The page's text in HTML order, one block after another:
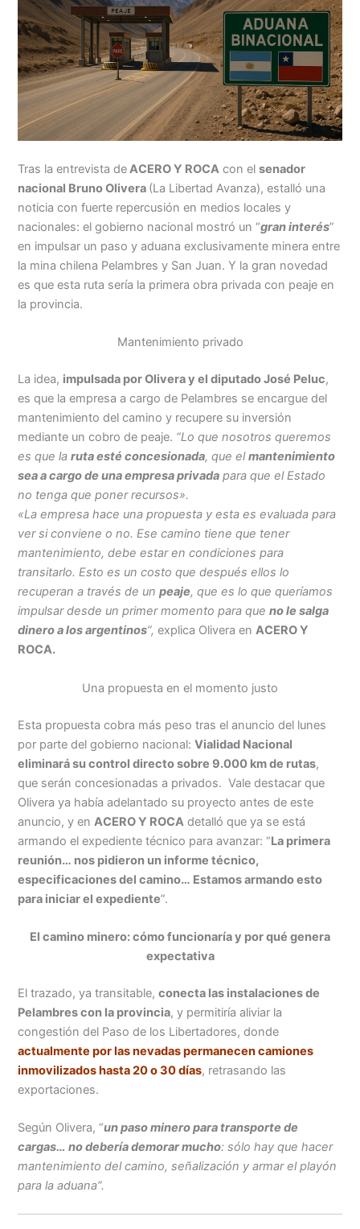
Tras la entrevista deACERO Y ROCA con elsenador
nacional Bruno Olivera (La Libertad Avanza), estalló una
noticia con fuerte repercusión en medios locales y
nacionales: el gobierno nacional mostró un “gran interés”
en impulsar un paso y aduana exclusivamente minera entre
la mina chilena Pelambres y San Juan. Y la gran novedad
es que esta ruta sería la primera obra privada con peaje en
la provincia.
Mantenimiento privado
La idea, impulsada por Olivera y el diputado José Peluc,
es que la empresa a cargo de Pelambres se encargue del
mantenimiento del camino y recupere su inversión
mediante un cobro de peaje. “Lo que nosotros queremos
es que laruta esté concesionada, que elmantenimiento
sea a cargo de una empresa privada para que el Estado
no tenga que poner recursos».
«La empresa hace una propuesta y esta es evaluada para
ver si conviene o no. Ese camino tiene que tener
mantenimiento, debe estar en condiciones para
transitarlo. Esto es un costo que después ellos lo
recuperan a través de unpeaje, que es lo que queríamos
impulsar desde un primer momento para queno le salga
dinero a los argentinos”,explica Olivera enACERO Y
ROCA.
Una propuesta en el momento justo
Esta propuesta cobra más peso tras el anuncio del lunes
por parte del gobierno nacional:Vialidad Nacional
eliminará su control directo sobre 9.000 km de rutas,
que serán concesionadas a privados. Vale destacar que
Olivera ya había adelantado su proyecto antes de este
anuncio, y en ACERO Y ROCA detalló que ya se está
armando el expediente técnico para avanzar: “La primera
reunión… nos pidieron un informe técnico,
especificaciones del camino… Estamos armando esto
para iniciar el expediente”.
El camino minero: cómo funcionaría y por qué genera
expectativa
El trazado, ya transitable,conecta las instalaciones de
Pelambres con la provincia, y permitiría aliviar la
congestión del Paso de los Libertadores, donde
actualmente por las nevadas permanecen camiones
inmovilizados hasta 20 o 30 días, retrasando las
exportaciones.
Según Olivera, “un paso minero para transporte de
cargas… no debería demorar mucho: sólo hay que hacer
mantenimiento del camino, señalización y armar el playón
para la aduana”.